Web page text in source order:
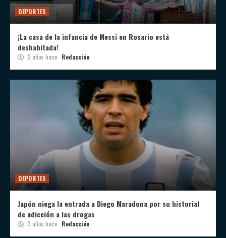
DEPORTES
¡La casa de la infancia de Messi en Rosario está
deshabitada!
3 años hace Redacción
DEPORTES
Japón niega la entrada a Diego Maradona por su historial
de adicción a las drogas
3 años hace Redacción